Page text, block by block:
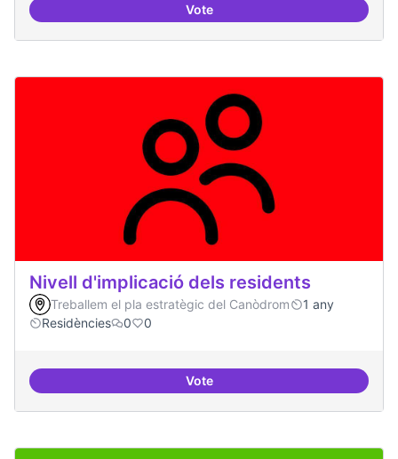
VoteMemòria Històrica - Referencia
Nivell d'implicació dels residents
Treballem el pla estratègic del Canòdrom
1 any
Residències
0 0
VoteNivell d'implicació dels residents